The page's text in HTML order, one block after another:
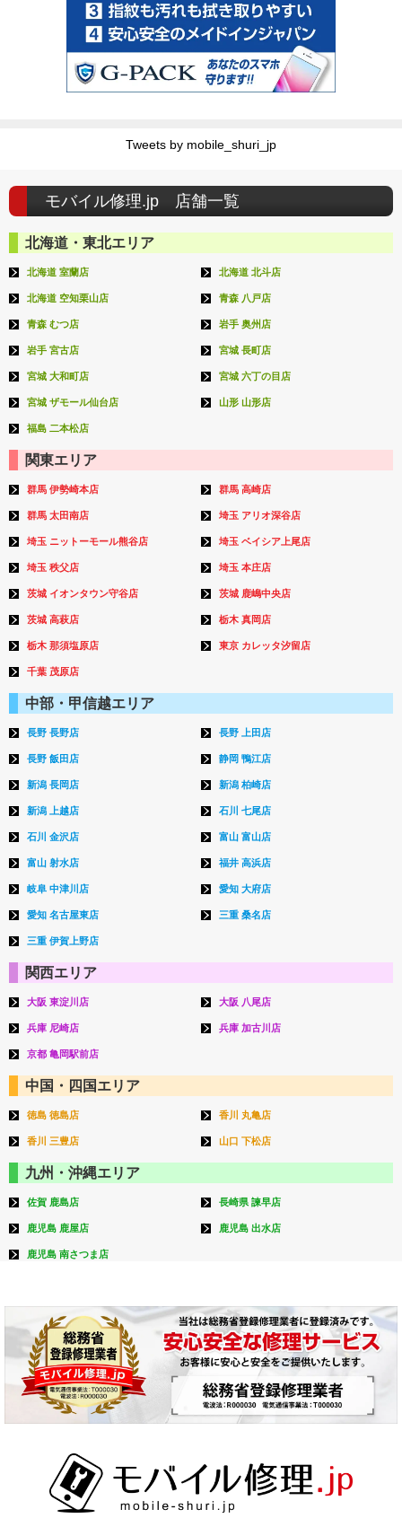
Tweets by mobile_shuri_jp
モバイル修理.jp 店舗一覧
北海道・東北エリア
北海道 室蘭店 北海道 北斗店
北海道 空知栗山店 青森 八戸店
青森 むつ店 岩手 奥州店
岩手 宮古店 宮城 長町店
宮城 大和町店 宮城 六丁の目店
宮城 ザモール仙台店 山形 山形店
福島 二本松店
関東エリア
群馬 伊勢崎本店 群馬 高崎店
群馬 太田南店 埼玉 アリオ深谷店
埼玉 ニットーモール熊谷店 埼玉 ベイシア上尾店
埼玉 秩父店 埼玉 本庄店
茨城 イオンタウン守谷店 茨城 鹿嶋中央店
茨城 高萩店 栃木 真岡店
栃木 那須塩原店 東京 カレッタ汐留店
千葉 茂原店
中部・甲信越エリア
長野 長野店 長野 上田店
長野 飯田店 静岡 鴨江店
新潟 長岡店 新潟 柏崎店
新潟 上越店 石川 七尾店
石川 金沢店 富山 富山店
富山 射水店 福井 高浜店
岐阜 中津川店 愛知 大府店
愛知 名古屋東店 三重 桑名店
三重 伊賀上野店
関西エリア
大阪 東淀川店 大阪 八尾店
兵庫 尼崎店 兵庫 加古川店
京都 亀岡駅前店
中国・四国エリア
徳島 徳島店 香川 丸亀店
香川 三豊店 山口 下松店
九州・沖縄エリア
佐賀 鹿島店 長崎県 諫早店
鹿児島 鹿屋店 鹿児島 出水店
鹿児島 南さつま店